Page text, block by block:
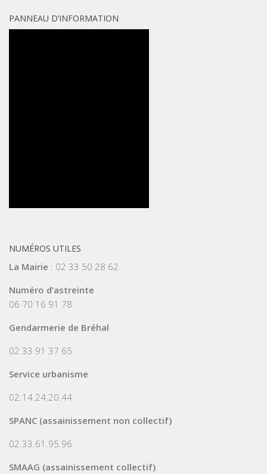
PANNEAU D’INFORMATION
NUMÉROS UTILES
La Mairie : 02 33 50 28 62
Numéro d’astreinte
06 70 16 91 78
Gendarmerie de Bréhal
02 33 91 37 65
Service urbanisme
02.14.24.20.44
SPANC (assainissement non collectif)
02.33.61.95.96
SMAAG (assainissement collectif)